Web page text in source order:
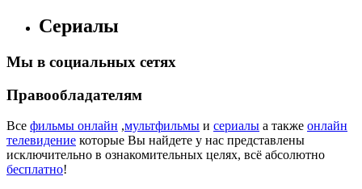
Сериалы
Мы в социальных сетях
Правообладателям
Все фильмы онлайн ,мультфильмы и сериалы а также онлайн
телевидение которые Вы найдете у нас представлены
исключительно в ознакомительных целях, всё абсолютно
бесплатно!